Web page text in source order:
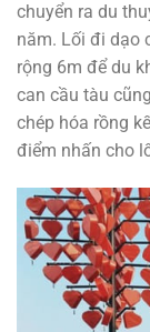
chuyển ra du
năm. Lối đi dạo
rộng 6m để du
can cầu tàu
chép hóa rồng
điểm nhấn cho